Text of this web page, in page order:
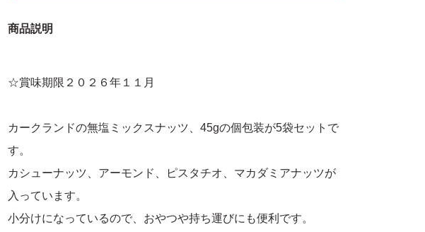
商品説明
☆賞味期限２０２６年１１月
カークランドの無塩ミックスナッツ、45gの個包装が5袋セットで
す。
カシューナッツ、アーモンド、ピスタチオ、マカダミアナッツが
入っています。
小分けになっているので、おやつや持ち運びにも便利です。